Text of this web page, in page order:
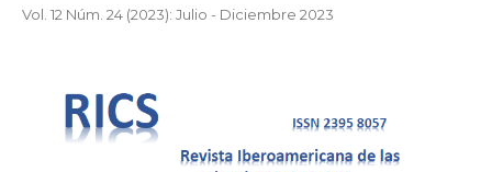
Vol. 12 Núm. 24 (2023): Julio - Diciembre 2023